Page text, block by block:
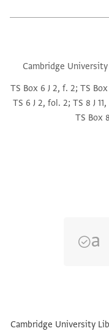
Cambridge
TS Box 6 J 2, f. 2; TS
TS 6 J 2, fol. 2; TS 8 J
TS Box
S.
تكبير و تدوير
Cambridge University